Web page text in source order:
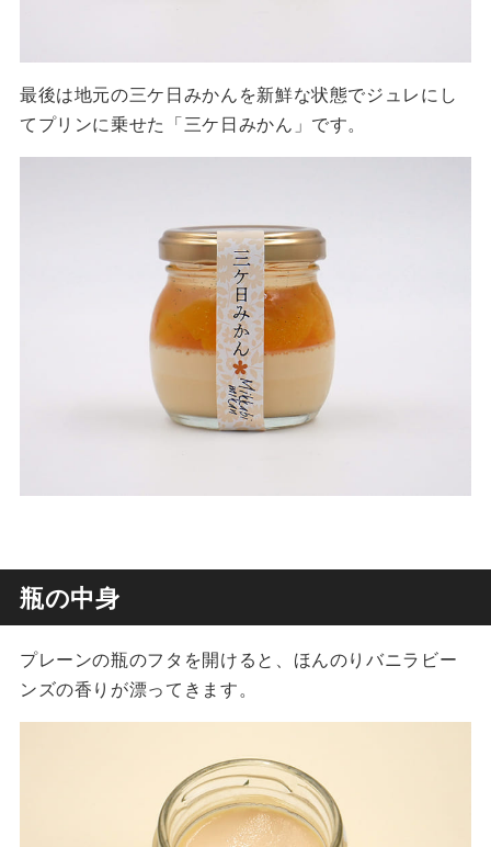
最後は地元の三ケ日みかんを新鮮な状態でジュレにし
てプリンに乗せた「三ケ日みかん」です。
瓶の中身
プレーンの瓶のフタを開けると、ほんのりバニラビー
ンズの香りが漂ってきます。